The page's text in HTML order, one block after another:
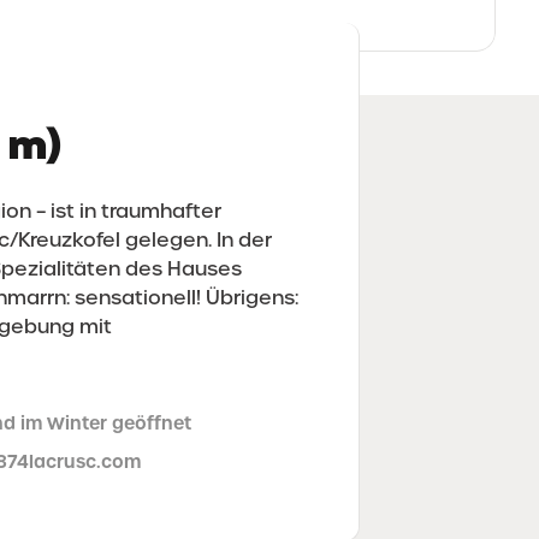
– ist in traumhafter
Kreuzkofel gelegen. In der
des Hauses
sensationell! Übrigens:
mit
im Winter geöffnet
lacrusc.com